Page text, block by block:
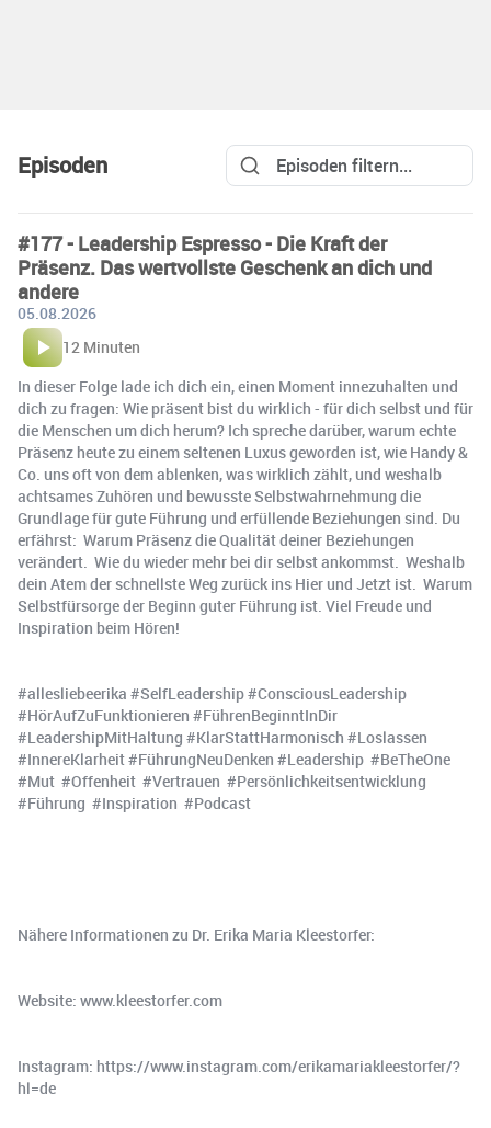
Episoden
#177 - Leadership Espresso - Die Kraft der
Präsenz. Das wertvollste Geschenk an dich und
andere
05.08.2026
12 Minuten
In dieser Folge lade ich dich ein, einen Moment innezuhalten und
dich zu fragen: Wie präsent bist du wirklich - für dich selbst und für
die Menschen um dich herum? Ich spreche darüber, warum echte
Präsenz heute zu einem seltenen Luxus geworden ist, wie Handy &
Co. uns oft von dem ablenken, was wirklich zählt, und weshalb
achtsames Zuhören und bewusste Selbstwahrnehmung die
Grundlage für gute Führung und erfüllende Beziehungen sind. Du
erfährst: ️ Warum Präsenz die Qualität deiner Beziehungen
verändert. ️ Wie du wieder mehr bei dir selbst ankommst. ️ Weshalb
dein Atem der schnellste Weg zurück ins Hier und Jetzt ist. ️ Warum
Selbstfürsorge der Beginn guter Führung ist. Viel Freude und
Inspiration beim Hören!
#allesliebeerika #SelfLeadership #ConsciousLeadership
#HörAufZuFunktionieren #FührenBeginntInDir
#LeadershipMitHaltung #KlarStattHarmonisch #Loslassen
#InnereKlarheit #FührungNeuDenken #Leadership #BeTheOne
#Mut #Offenheit #Vertrauen #Persönlichkeitsentwicklung
#Führung #Inspiration #Podcast
Nähere Informationen zu Dr. Erika Maria Kleestorfer:
Website: www.kleestorfer.com
Instagram: https://www.instagram.com/erikamariakleestorfer/?
hl=de